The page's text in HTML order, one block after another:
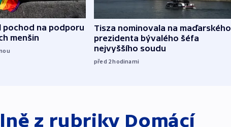
pochod na podporu
menšin
Tisza nominovala na maďarského
prezidenta bývalého šéfa
nejvyššího soudu
před 2hodinami
z rubriky Domácí